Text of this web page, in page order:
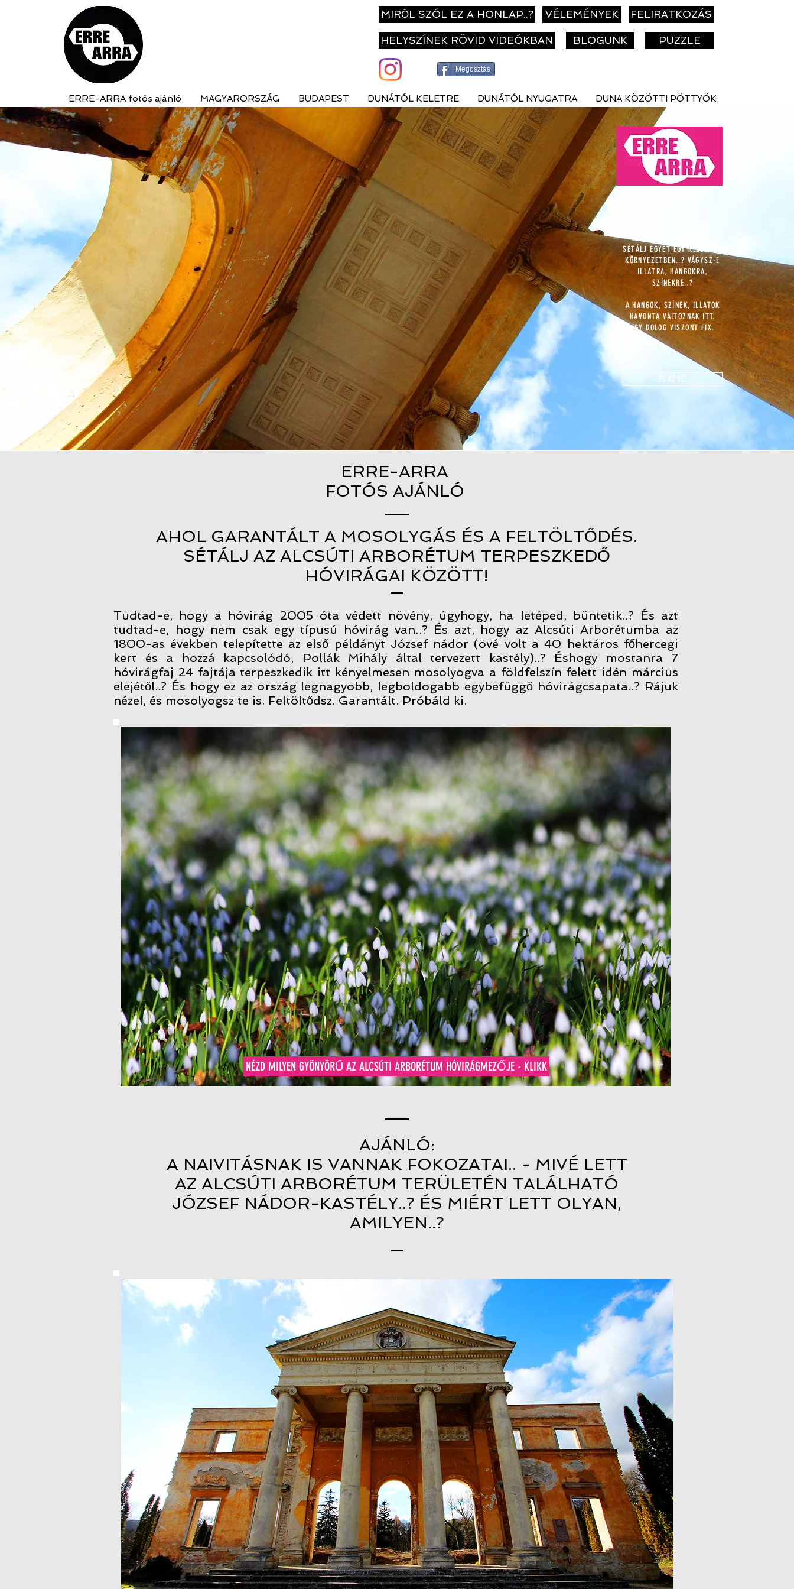
MIRŐL SZÓL EZ A HONLAP..? VÉLEMÉNYEK FELIRATKOZÁS
HELYSZÍNEK RÖVID VIDEÓKBAN BLOGUNK PUZZLE
Megosztás
ERRE-ARRA fotós ajánló MAGYARORSZÁG BUDAPEST DUNÁTÓL KELETRE DUNÁTÓL NYUGATRA DUNA KÖZÖTTI PÖTTYÖK
VÁROS ŐRÜLETÉT, HOGY
SÉTÁLJEGYET EGY KELLEMES
KÖRNYEZETBEN..? VÁGYSZ-E
ILLATRA, HANGOKRA,
SZÍNEKRE..?
A HANGOK, SZÍNEK, ILLATOK
HAVONTA VÁLTOZNAK ITT.
EGY DOLOG VISZONT FIX.
ÉS AZ EZ!
AHOL GARANTÁLT A MOSOLYGÁS ÉS A FELTÖLTŐDÉS.
SÉTÁLJ AZ ALCSÚTI ARBORÉTUM TERPESZKEDŐ
HÓVIRÁGAI KÖZÖTT!
Tudtad-e, hogy a hóvirág 2005 óta védett növény, úgyhogy, ha letéped, büntetik..? És azt
tudtad-e, hogy nem csak egy típusú hóvirág van..? És azt, hogy az Alcsúti Arborétumba az
1800-as években telepítette az első példányt József nádor (övé volt a 40 hektáros főhercegi
kert és a hozzá kapcsolódó, Pollák Mihály által tervezett kastély)..? Éshogy mostanra 7
hóvirágfaj 24 fajtája terpeszkedik itt kényelmesen mosolyogva a földfelszín felett idén március
elejétől..? És hogy ez az ország legnagyobb, legboldogabb egybefüggő hóvirágcsapata..? Rájuk
nézel, és mosolyogsz te is. Feltöltődsz. Garantált. Próbáld ki.
NÉZD MILYEN GYÖNYÖRŰ AZ ALCSÚTI ARBORÉTUM HÓVIRÁGMEZŐJE - KLIKK
AJÁNLÓ:
A NAIVITÁSNAK IS VANNAK FOKOZATAI.. - MIVÉ LETT
AZ ALCSÚTI ARBORÉTUM TERÜLETÉN TALÁLHATÓ
JÓZSEF NÁDOR-KASTÉLY..? ÉS MIÉRT LETT OLYAN,
AMILYEN..?
ERRE-ARRA
FOTÓS AJÁNLÓ